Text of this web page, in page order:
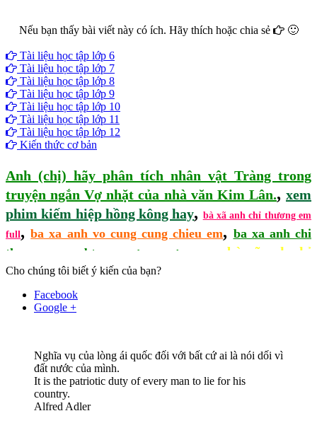
Nếu bạn thấy bài viết này có ích. Hãy thích hoặc chia sẻ
🙂
Tài liệu học tập lớp 6
Tài liệu học tập lớp 7
Tài liệu học tập lớp 8
Tài liệu học tập lớp 9
Tài liệu học tập lớp 10
Tài liệu học tập lớp 11
Tài liệu học tập lớp 12
Kiến thức cơ bản
Anh (chị) hãy phân tích nhân vật Tràng trong
truyện ngắn Vợ nhặt của nhà văn Kim Lân.,xem
phim kiếm hiệp hồng kông hay, bà xã anh chỉ thương em
full,ba xa anh vo cung cung chieu em, ba xa anh chi
thuong em webtruyen
ba xa anh yeu em ,bà xã anh chỉ
thương em wattpad,ba xa anh chi thuong em dien dan le
quy don,phim le hong kong xa hoi den
Cho chúng tôi biết ý kiến của bạn?
Facebook
Google +
Nghĩa vụ của lòng ái quốc đối với bất cứ ai là nói dối vì
đất nước của mình.
It is the patriotic duty of every man to lie for his
country.
Alfred Adler